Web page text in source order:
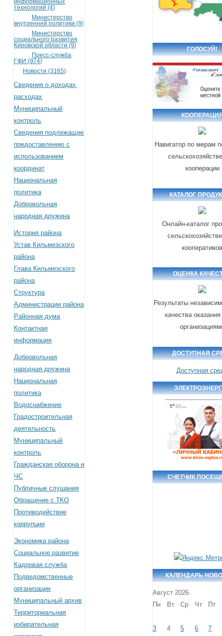
технологий (4)
Министерство
внутренней политики (9)
Министерство
социального развития
Кировской области (9)
Пресс-служба
ГФИ (974)
Новости (3165)
Сведения о доходах,
расходах
Муниципальный
контроль
Сведения подлежащие
предоставлению с
использованием
координат
Национальная
политика
Добровольная
народная дружина
История района
Устав Кильмезского
района
Глава Кильмезского
района
Структура
Администрации района
Районная дума
Контактная
информация
Добровольная
народная дружина
Национальная
политика
Водоснабжение
Градостроительная
деятельность
Муниципальный
контроль
Гражданская оборона и
ЧС
Публичные слушания
Обращение с ТКО
Противодействие
коррупции
Экономика района
Социальное развитие
Кадровая служба
Подведомственные
организации
Муниципальный архив
Территориальная
избирательная
ГОЛОСУЙ!
Навигатор по мерам
кооперации
КАТАЛОГ
Онлайн-каталог
ОЦЕНКА
Результаты
качества
ДОСТУПНАЯ
Доступная
СЧЕТЧИК
КАЛЕНДАРЬ
Август 2026
Пн
Вт Ср Чт Пт
3 4 5 6
7